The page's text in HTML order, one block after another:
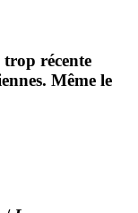
récente
Même le